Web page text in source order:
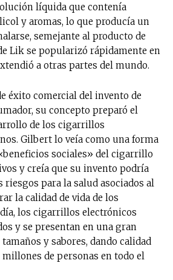
líquida que contenía
y aromas, lo que producía un
semejante al producto de
Lik se popularizó rápidamente en
a otras partes del mundo.
éxito comercial del invento de
su concepto preparó el
de los cigarrillos
Gilbert lo veía como una forma
sociales» del cigarrillo
y creía que su invento podría
para la salud asociados al
la calidad de vida de los
los cigarrillos electrónicos
y se presentan en una gran
y sabores, dando calidad
millones de personas en todo el